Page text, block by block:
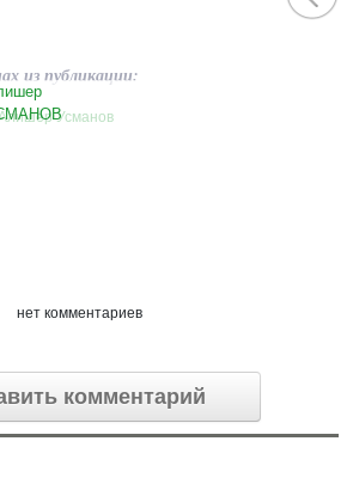
из публикации:
нет комментариев
комментарий